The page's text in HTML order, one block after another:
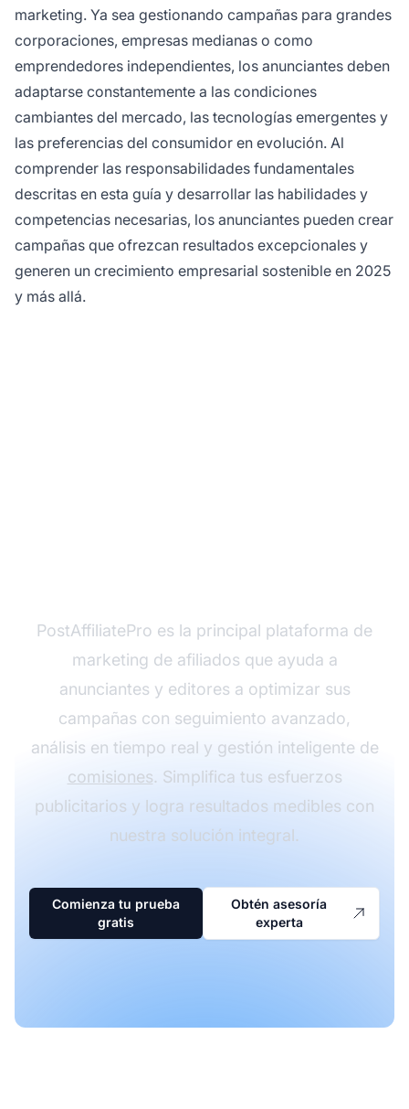
marketing. Ya sea gestionando campañas para grandes
corporaciones, empresas medianas o como
emprendedores independientes, los anunciantes deben
adaptarse constantemente a las condiciones
cambiantes del mercado, las tecnologías emergentes y
las preferencias del consumidor en evolución. Al
comprender las responsabilidades fundamentales
descritas en esta guía y desarrollar las habilidades y
competencias necesarias, los anunciantes pueden crear
campañas que ofrezcan resultados excepcionales y
generen un crecimiento empresarial sostenible en 2025
y más allá.
PostAffiliatePro es la principal plataforma de
marketing de afiliados que ayuda a
anunciantes y editores a optimizar sus
campañas con seguimiento avanzado,
análisis en tiempo real y gestión inteligente de
comisiones. Simplifica tus esfuerzos
publicitarios y logra resultados medibles con
nuestra solución integral.
Comienza tu prueba
gratis
Obtén asesoría
experta